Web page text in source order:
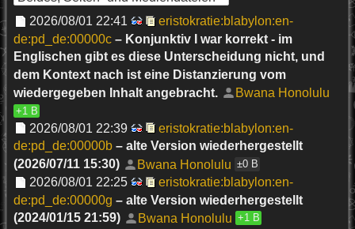
2026/08/01 22:41
eristokratie:blabylon:en-
de:pd_de:00000c – Konjunktiv I war korrekt - im
Englischen gibt es diese Unterscheidung nicht, und
dem Kontext nach ist eine Distanzierung vom
wiedergegeben Inhalt angebracht.
Bwana Honolulu
+1 B
2026/08/01 22:39
eristokratie:blabylon:en-
de:pd_de:00000b – alte Version wiederhergestellt
(2026/07/11 15:30)
Bwana Honolulu ±0 B
2026/08/01 22:25
eristokratie:blabylon:en-
de:pd_de:00000g – alte Version wiederhergestellt
(2024/01/15 21:59)
Bwana Honolulu +1 B